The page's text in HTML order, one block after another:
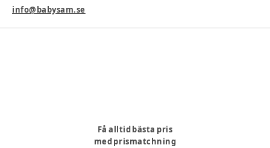
France info@djeco.com
info@babysam.se
Få alltid bästa pris
med prismatchning